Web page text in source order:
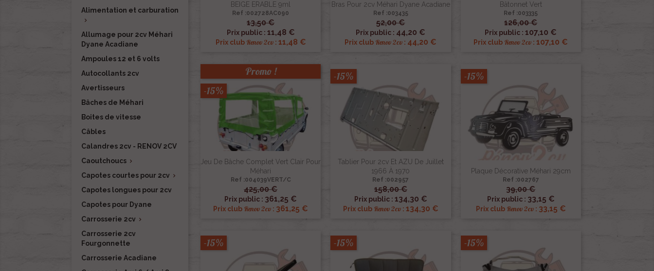
Alimentation et carburation

Allumage pour 2cv Méhari
Dyane Acadiane
Ampoules 12 et 6 volts
Autocollants 2cv
Avertisseurs
Bâches de Méhari
Boites de vitesse
Câbles
Calandres 2cv - RENOV 2CV
Caoutchoucs 
Capotes courtes pour 2cv 
Capotes longues pour 2cv
Capotes pour Dyane
Carrosserie 2cv 
Carrosserie 2cv
Fourgonnette
Carrosserie Acadiane
BEIGE ERABLE 9ml
Ref :002728AC090
13,50 €
Prix public : 11,48 €
Prix club Renov 2cv: 11,48 €
 Aperçu rapide
Bras Pour 2cv Méhari Dyane Acadiane
Ref :003435
52,00 €
Prix public : 44,20 €
Prix club Renov 2cv : 44,20 €
 Aperçu rapide
Bâtonnet Vert
Ref :003335
126,00 €
Prix public :107,10 €
Prix club Renov 2cv :107,10 €
 Aperçu rapide
Jeu De Bâche Complet Vert Clair Pour
Méhari
Ref :004039VERT/C
425,00 €
Prix public : 361,25 €
Prix club Renov 2cv : 361,25 €
Promo !
-15%
 Aperçu rapide
Tablier Pour 2cv Et AZU De Juillet
1966 À 1970
Ref :002957
158,00 €
Prix public : 134,30 €
Prix club Renov 2cv: 134,30 €
-15%
 Aperçu rapide
Plaque Décorative Méhari 29cm
Ref :002767
39,00 €
Prix public : 33,15 €
Prix club Renov 2cv: 33,15 €
-15%
 Aperçu rapide
-15% -15% -15%